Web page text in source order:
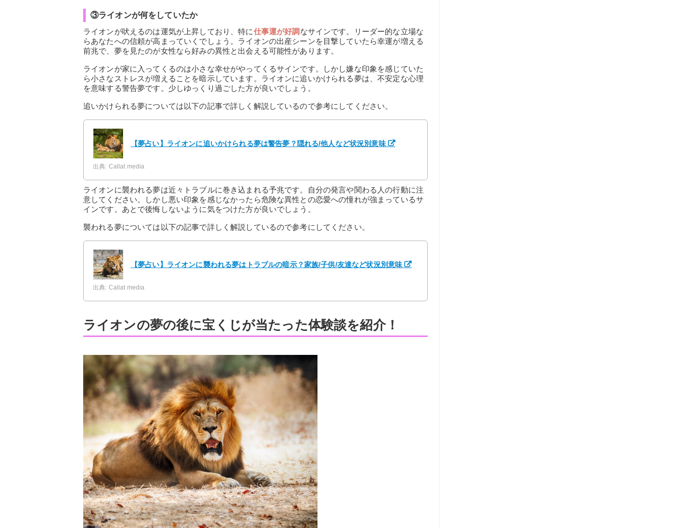
③ライオンが何をしていたか
ライオンが吠えるのは運気が上昇しており、特に仕事運が好調 なサインです。リーダー的な立場な
らあなたへの信頼が高まっていくでしょう。ライオンの出産シーンを目撃していたら幸運が増える
前兆で、夢を見たのが女性なら好みの異性と出会える可能性があります。
ライオンが家に入ってくるのは小さな幸せがやってくるサインです。しかし嫌な印象を感じていた
ら小さなストレスが増えることを暗示しています。ライオンに追いかけられる夢は、不安定な心理
を意味する警告夢です。少しゆっくり過ごした方が良いでしょう。
追いかけられる夢については以下の記事で詳しく解説しているので参考にしてください。
【夢占い】ライオンに追いかけられる夢は警告夢？隠れる/他人など状況別意味
出典: Callat media
ライオンに襲われる夢は近々トラブルに巻き込まれる予兆です。自分の発言や関わる人の行動に注
意してください。しかし悪い印象を感じなかったら危険な異性との恋愛への憧れが強まっているサ
インです。あとで後悔しないように気をつけた方が良いでしょう。
襲われる夢については以下の記事で詳しく解説しているので参考にしてください。
【夢占い】ライオンに襲われる夢はトラブルの暗示？家族/子供/友達など状況別意味
出典: Callat media
ライオンの夢の後に宝くじが当たった体験談を紹介！